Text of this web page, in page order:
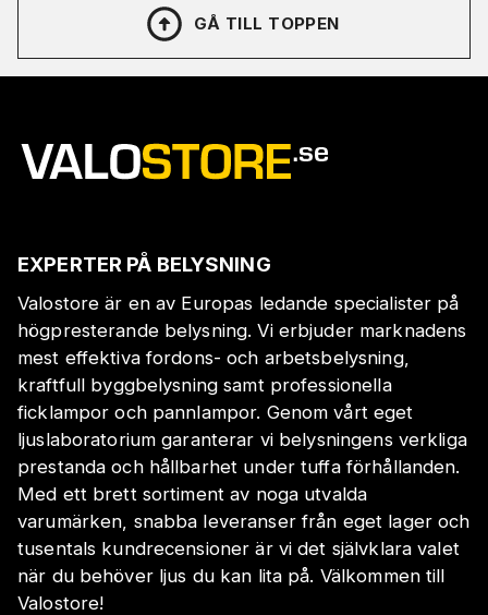
GÅ TILL TOPPEN
EXPERTER PÅ BELYSNING
Valostore är en av Europas ledande specialister på
högpresterande belysning. Vi erbjuder marknadens
mest effektiva fordons- och arbetsbelysning,
kraftfull byggbelysning samt professionella
ficklampor och pannlampor. Genom vårt eget
ljuslaboratorium garanterar vi belysningens verkliga
prestanda och hållbarhet under tuffa förhållanden.
Med ett brett sortiment av noga utvalda
varumärken, snabba leveranser från eget lager och
tusentals kundrecensioner är vi det självklara valet
när du behöver ljus du kan lita på. Välkommen till
Valostore!